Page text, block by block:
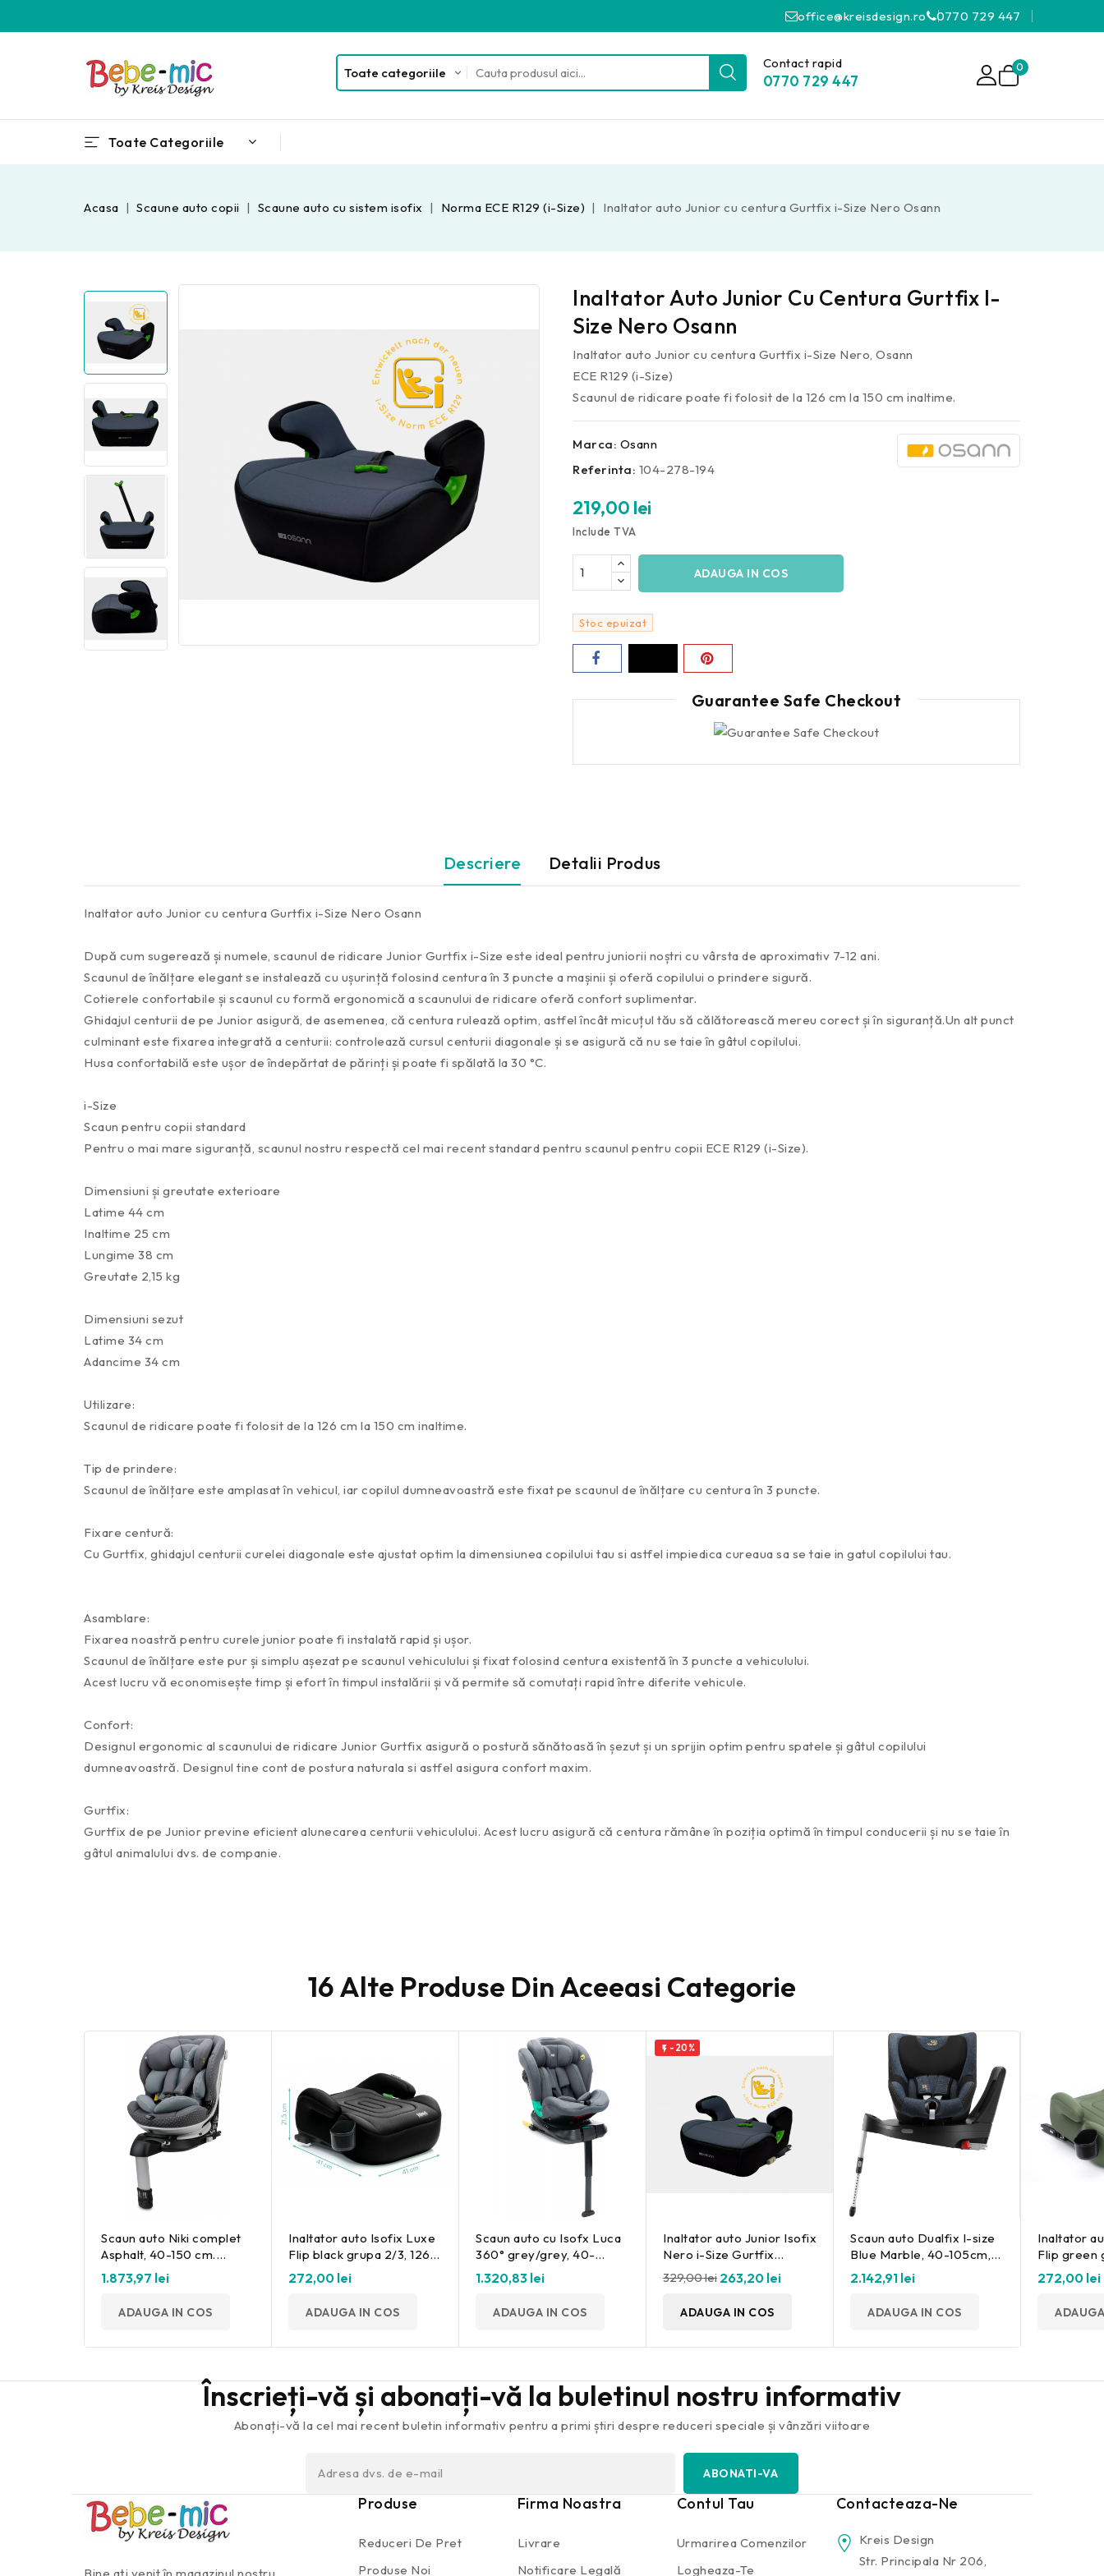
office@kreisdesign.ro 0770 729 447
Contact rapid
0770 729 447
0
Toate Categoriile
Acasa Scaune auto copii Scaune auto cu sistem isofix Norma ECE R129 (i-Size) Inaltator auto Junior cu centura Gurtfix i-Size Nero Osann
Inaltator Auto Junior Cu Centura Gurtfix I-
Size Nero Osann
Inaltator auto Junior cu centura Gurtfix i-Size Nero, Osann
ECE R129 (i-Size)
Scaunul de ridicare poate fi folosit de la 126 cm la 150 cm inaltime.
Marca: Osann
Referinta: 104-278-194
219,00 lei
Include TVA
ADAUGA IN COS
Stoc epuizat
Guarantee Safe Checkout
Descriere Detalii Produs
Inaltator auto Junior cu centura Gurtfix i-Size Nero Osann
După cum sugerează și numele, scaunul de ridicare Junior Gurtfix i-Size este ideal pentru juniorii noștri cu vârsta de aproximativ 7-12 ani.
Scaunul de înălțare elegant se instalează cu ușurință folosind centura în 3 puncte a mașinii și oferă copilului o prindere sigură.
Cotierele confortabile și scaunul cu formă ergonomică a scaunului de ridicare oferă confort suplimentar.
Ghidajul centurii de pe Junior asigură, de asemenea, că centura rulează optim, astfel încât micuțul tău să călătorească mereu corect și în siguranță.Un alt punct
culminant este fixarea integrată a centurii: controlează cursul centurii diagonale și se asigură că nu se taie în gâtul copilului.
Husa confortabilă este ușor de îndepărtat de părinți și poate fi spălată la 30 °C.
i-Size
Scaun pentru copii standard
Pentru o mai mare siguranță, scaunul nostru respectă cel mai recent standard pentru scaunul pentru copii ECE R129 (i-Size).
Dimensiuni și greutate exterioare
Latime 44 cm
Inaltime 25 cm
Lungime 38 cm
Greutate 2,15 kg
Dimensiuni sezut
Latime 34 cm
Adancime 34 cm
Utilizare:
Scaunul de ridicare poate fi folosit de la 126 cm la 150 cm inaltime.
Tip de prindere:
Scaunul de înălțare este amplasat în vehicul, iar copilul dumneavoastră este fixat pe scaunul de înălțare cu centura în 3 puncte.
Fixare centură:
Cu Gurtfix, ghidajul centurii curelei diagonale este ajustat optim la dimensiunea copilului tau si astfel impiedica cureaua sa se taie in gatul copilului tau.
Asamblare:
Fixarea noastră pentru curele junior poate fi instalată rapid și ușor.
Scaunul de înălțare este pur și simplu așezat pe scaunul vehiculului și fixat folosind centura existentă în 3 puncte a vehiculului.
Acest lucru vă economisește timp și efort în timpul instalării și vă permite să comutați rapid între diferite vehicule.
Confort:
Designul ergonomic al scaunului de ridicare Junior Gurtfix asigură o postură sănătoasă în șezut și un sprijin optim pentru spatele și gâtul copilului
dumneavoastră. Designul tine cont de postura naturala si astfel asigura confort maxim.
Gurtfix:
Gurtfix de pe Junior previne eficient alunecarea centurii vehiculului. Acest lucru asigură că centura rămâne în poziția optimă în timpul conducerii și nu se taie în
gâtul animalului dvs. de companie.
16 Alte Produse Din Aceeasi Categorie
Scaun auto Niki complet
Asphalt, 40-150 cm.
Storchenmühle
1.873,97 lei
ADAUGA IN COS
Inaltator auto Isofix Luxe
Flip black grupa 2/3, 126-
150cm Fililikd
272,00 lei
ADAUGA IN COS
Scaun auto cu Isofx Luca
360° grey/grey, 40-
150cm Fillikid
1.320,83 lei
ADAUGA IN COS
 -20%
Inaltator auto Junior Isofix
Nero i-Size Gurtfix
R129/03 Osann
329,00 lei 263,20 lei
ADAUGA IN COS
Scaun auto Dualfix I-size
Blue Marble, 40-105cm,
Britax Romer
2.142,91 lei
ADAUGA IN COS
Inaltator
Flip green
150cm
272,00 lei
Înscrieți-vă și abonați-vă la buletinul nostru informativ
Abonați-vă la cel mai recent buletin informativ pentru a primi știri despre reduceri speciale și vânzări viitoare
Produse
Reduceri De Pret
Produse Noi
Firma Noastra
Livrare
Notificare Legală
Contul Tau
Urmarirea Comenzilor
Logheaza-Te
Contacteaza-Ne
Kreis Design
Str. Principala Nr 206,